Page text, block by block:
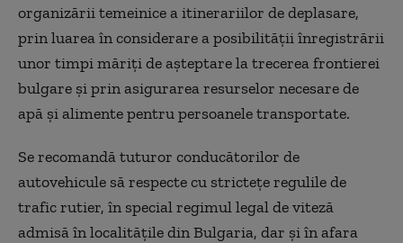
organizării temeinice a itinerariilor de deplasare,
prin luarea în considerare a posibilităţii înregistrării
unor timpi măriţi de aşteptare la trecerea frontierei
bulgare şi prin asigurarea resurselor necesare de
apă şi alimente pentru persoanele transportate.
Se recomandă tuturor conducătorilor de
autovehicule să respecte cu stricteţe regulile de
trafic rutier, în special regimul legal de viteză
admisă în localităţile din Bulgaria, dar şi în afara